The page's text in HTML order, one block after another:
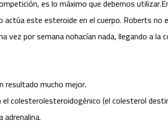
es lo máximo que debemos
este esteroide en el cuerpo. Roberts no
por semana nohacían nada, llegando a la
resultado mucho mejor.
colesterolesteroidogénico (el colesterol